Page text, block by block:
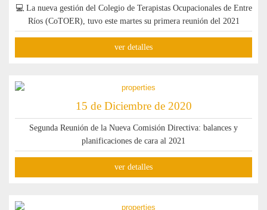
💻 La nueva gestión del Colegio de Terapistas Ocupacionales de Entre
Ríos (CoTOER), tuvo este martes su primera reunión del 2021
ver detalles
15 de Diciembre de 2020
Segunda Reunión de la Nueva Comisión Directiva: balances y
planificaciones de cara al 2021
ver detalles